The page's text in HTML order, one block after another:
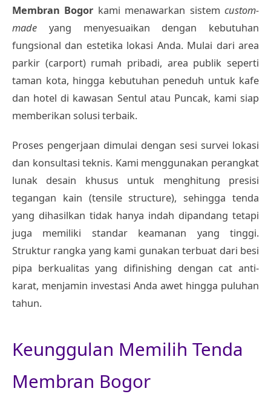
Membran Bogor kami menawarkan sistemcustom-
made yang menyesuaikan dengan kebutuhan
fungsional dan estetika lokasi Anda. Mulai dari area
parkir (carport) rumah pribadi, area publik seperti
taman kota, hingga kebutuhan peneduh untuk kafe
dan hotel di kawasan Sentul atau Puncak, kami siap
memberikan solusi terbaik.
Proses pengerjaan dimulai dengan sesi survei lokasi
dan konsultasi teknis. Kami menggunakan perangkat
lunak desain khusus untuk menghitung presisi
tegangan kain (tensile structure), sehingga tenda
yang dihasilkan tidak hanya indah dipandang tetapi
juga memiliki standar keamanan yang tinggi.
Struktur rangka yang kami gunakan terbuat dari besi
pipa berkualitas yang difinishing dengan cat anti-
karat, menjamin investasi Anda awet hingga puluhan
tahun.
Keunggulan Memilih Tenda
Membran Bogor